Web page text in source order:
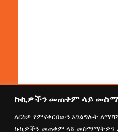
ኩኪዎችን መጠቀም ላይ
ለርስዎ የምናቀርበውን አገልግሎት
ኩኪዎችን መጠቀም ላይ መስማማትዎን